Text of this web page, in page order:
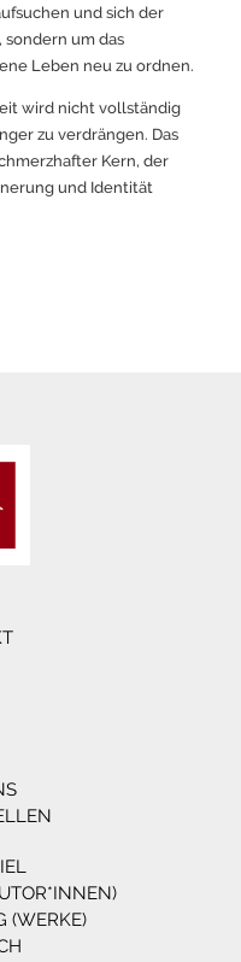
und sich der
um das
Leben neu zu ordnen.
wird nicht vollständig
zu verdrängen. Das
Kern, der
und Identität
(WERKE)